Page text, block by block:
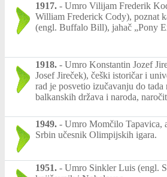
1917. - Umro Vilijam Frederik
William Frederick Cody), poznat
(engl. Buffalo Bill), jahač „Pony
1918. - Umro Konstantin Jozef
Josef Jireček), češki istoričar i
rad je posvetio izučavanju do tada
balkanskih država i naroda,
1949. - Umro Momčilo Tapavica,
Srbin učesnik Olimpijskih igara.
1951. - Umro Sinkler Luis (engl.